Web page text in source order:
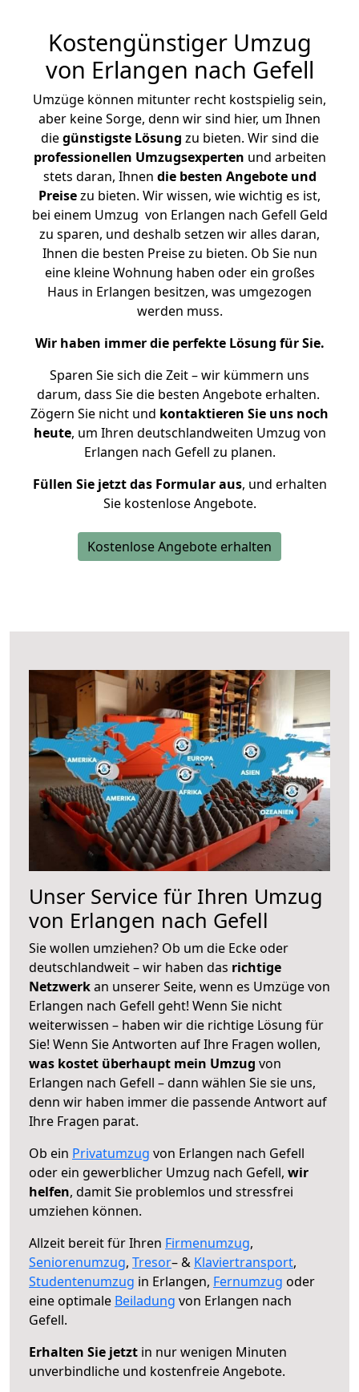
Kostengünstiger Umzug
von Erlangen nach Gefell
Umzüge können mitunter recht kostspielig sein,
aber keine Sorge, denn wir sind hier, um Ihnen
diegünstigste Lösung zu bieten. Wir sind die
professionellen Umzugsexperten und arbeiten
stets daran, Ihnen die besten Angebote und
Preisezu bieten. Wir wissen, wie wichtig es ist,
bei einem Umzug von Erlangen nach Gefell Geld
zu sparen, und deshalb setzen wir alles daran,
Ihnen die besten Preise zu bieten. Ob Sie nun
eine kleine Wohnung haben oder ein großes
Haus in Erlangen besitzen, was umgezogen
werden muss.
Wir haben immer die perfekte Lösung für Sie.
Sparen Sie sich die Zeit – wir kümmern uns
darum, dass Sie die besten Angebote erhalten.
Zögern Sie nicht und kontaktieren Sie uns noch
heute, um Ihren deutschlandweiten Umzug von
Erlangen nach Gefell zu planen.
Füllen Sie jetzt das Formular aus, und erhalten
Sie kostenlose Angebote.
Kostenlose Angebote erhalten
Unser Service für Ihren Umzug
von Erlangen nach Gefell
Sie wollen umziehen? Ob um die Ecke oder
deutschlandweit – wir haben das richtige
Netzwerkan unserer Seite, wenn es Umzüge von
Erlangen nach Gefell geht! Wenn Sie nicht
weiterwissen – haben wir die richtige Lösung für
Sie! Wenn Sie Antworten auf Ihre Fragen wollen,
was kostet überhaupt mein Umzug von
Erlangen nach Gefell – dann wählen Sie sie uns,
denn wir haben immer die passende Antwort auf
Ihre Fragen parat.
Ob ein Privatumzug von Erlangen nach Gefell
oder ein gewerblicher Umzug nach Gefell, wir
helfen, damit Sie problemlos und stressfrei
umziehen können.
Allzeit bereit für Ihren Firmenumzug,
Seniorenumzug, Tresor– & Klaviertransport,
Studentenumzug in Erlangen, Fernumzug oder
eine optimale Beiladung von Erlangen nach
Gefell.
Erhalten Sie jetzt in nur wenigen Minuten
unverbindliche und kostenfreie Angebote.